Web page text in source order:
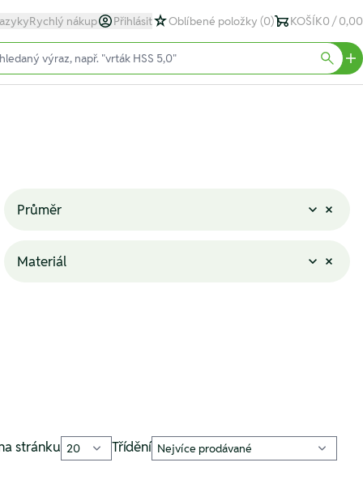
Rychlý nákup Přihlásit Oblíbené položky (0) KOŠÍK0 / 0,00
Průměr
Materiál
stránku Třídění